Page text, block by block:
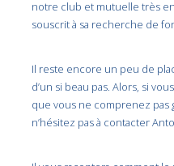
notre club et mutuelle très
souscrit à sa recherche de
Il reste encore un peu de
d’un si beau pas. Alors, si
que vous ne comprenez pas
n’hésitez pas à contacter